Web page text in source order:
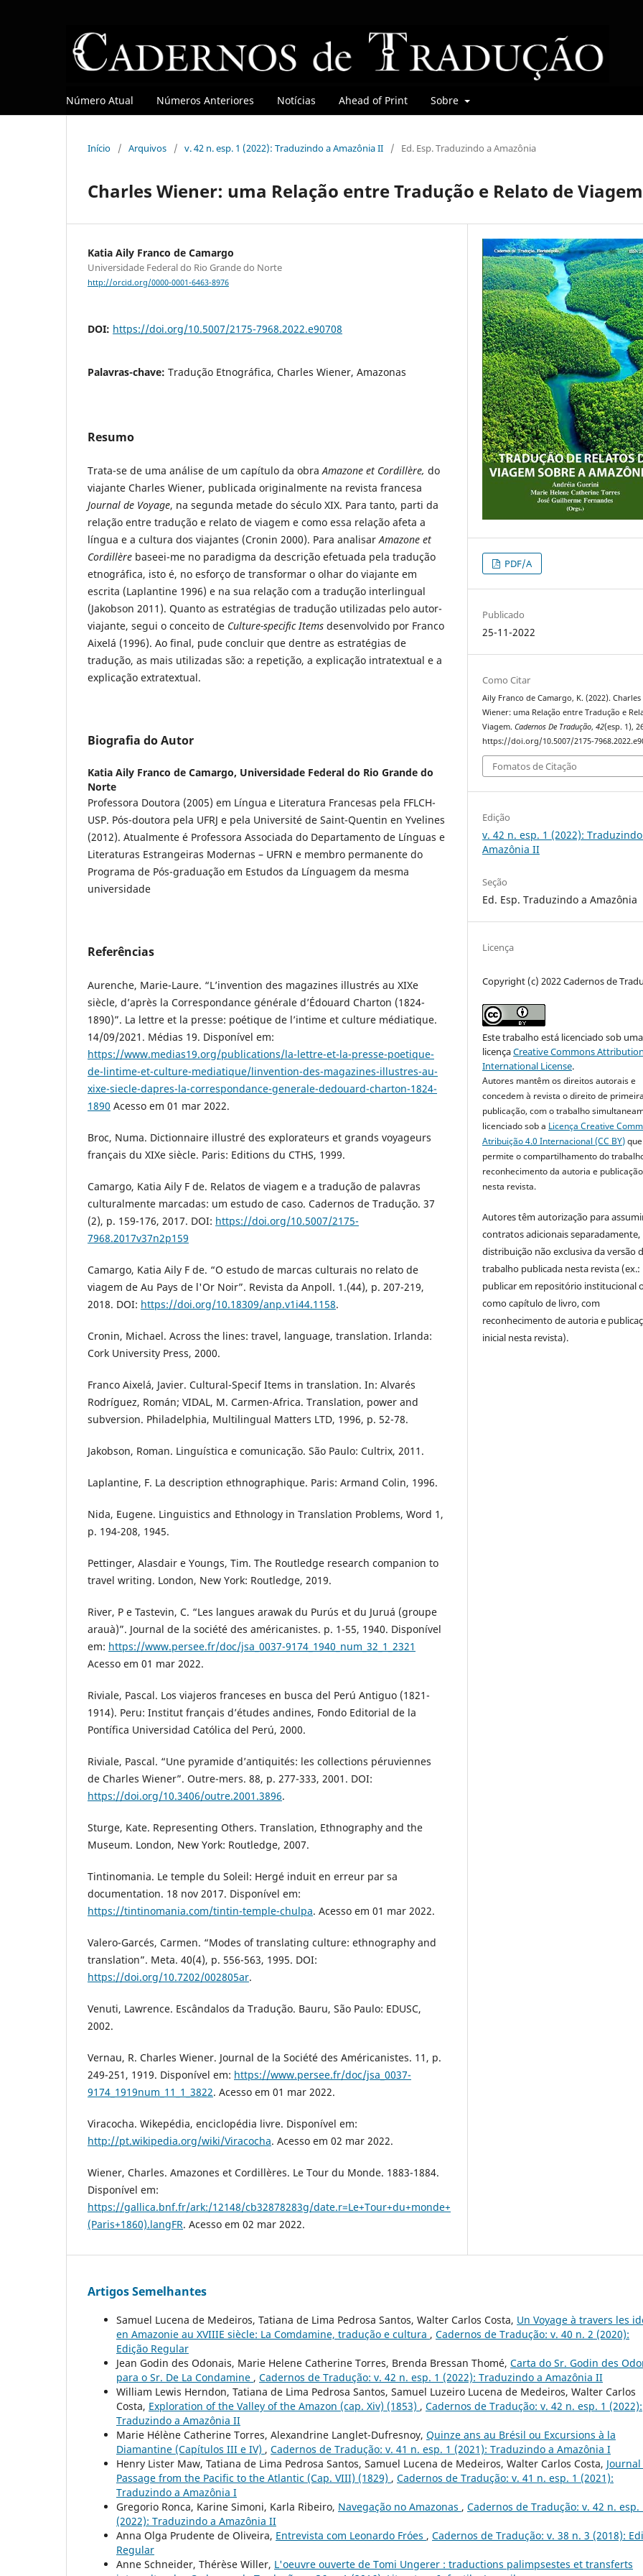
Número Atual Números Anteriores Notícias Ahead of Print Sobre
Início / Arquivos / v. 42 n. esp. 1 (2022): Traduzindo a Amazônia II / Ed. Esp. Traduzindo a Amazônia
Charles Wiener: uma Relação entre Tradução e Relato de Viagem
Katia Aily Franco de Camargo
Universidade Federal do Rio Grande do Norte
http://orcid.org/0000-0001-6463-8976
DOI: https://doi.org/10.5007/2175-7968.2022.e90708
Palavras-chave: Tradução Etnográfica, Charles Wiener, Amazonas
Resumo
Trata-se de uma análise de um capítulo da obraAmazone et Cordillère, do
viajante Charles Wiener, publicada originalmente na revista francesa
Journal de Voyage, na segunda metade do século XIX. Para tanto, parti da
relação entre tradução e relato de viagem e como essa relação afeta a
língua e a cultura dos viajantes (Cronin 2000). Para analisarAmazone et
Cordillère baseei-me no paradigma da descrição efetuada pela tradução
etnográfica, isto é, no esforço de transformar o olhar do viajante em
escrita (Laplantine 1996) e na sua relação com a tradução interlingual
(Jakobson 2011). Quanto as estratégias de tradução utilizadas pelo autor-
viajante, segui o conceito de Culture-specific Items desenvolvido por Franco
Aixelá (1996). Ao final, pude concluir que dentre as estratégias de
tradução, as mais utilizadas são: a repetição, a explicação intratextual e a
explicação extratextual.
Biografia do Autor
Katia Aily Franco de Camargo, Universidade Federal do Rio Grande do
Norte
Professora Doutora (2005) em Língua e Literatura Francesas pela FFLCH-
USP. Pós-doutora pela UFRJ e pela Université de Saint-Quentin en Yvelines
(2012). Atualmente é Professora Associada do Departamento de Línguas e
Literaturas Estrangeiras Modernas – UFRN e membro permanente do
Programa de Pós-graduação em Estudos da Línguagem da mesma
universidade
Referências
Aurenche, Marie-Laure. “L’invention des magazines illustrés au XIXe
siècle, d’après la Correspondance générale d’Édouard Charton (1824-
1890)”. La lettre et la presse: poétique de l’intime et culture médiatique.
14/09/2021. Médias 19. Disponível em:
https://www.medias19.org/publications/la-lettre-et-la-presse-poetique-
de-lintime-et-culture-mediatique/linvention-des-magazines-illustres-au-
xixe-siecle-dapres-la-correspondance-generale-dedouard-charton-1824-
1890 Acesso em 01 mar 2022.
Broc, Numa. Dictionnaire illustré des explorateurs et grands voyageurs
français du XIXe siècle. Paris: Editions du CTHS, 1999.
Camargo, Katia Aily F de. Relatos de viagem e a tradução de palavras
culturalmente marcadas: um estudo de caso. Cadernos de Tradução. 37
(2), p. 159-176, 2017. DOI: https://doi.org/10.5007/2175-
7968.2017v37n2p159
Camargo, Katia Aily F de. “O estudo de marcas culturais no relato de
viagem de Au Pays de l'Or Noir”. Revista da Anpoll. 1.(44), p. 207-219,
2018. DOI: https://doi.org/10.18309/anp.v1i44.1158.
Cronin, Michael. Across the lines: travel, language, translation. Irlanda:
Cork University Press, 2000.
Franco Aixelá, Javier. Cultural-Specif Items in translation. In: Alvarés
Rodríguez, Román; VIDAL, M. Carmen-Africa. Translation, power and
subversion. Philadelphia, Multilingual Matters LTD, 1996, p. 52-78.
Jakobson, Roman. Linguística e comunicação. São Paulo: Cultrix, 2011.
Laplantine, F. La description ethnographique. Paris: Armand Colin, 1996.
Nida, Eugene. Linguistics and Ethnology in Translation Problems, Word 1,
p. 194-208, 1945.
Pettinger, Alasdair e Youngs, Tim. The Routledge research companion to
travel writing. London, New York: Routledge, 2019.
River, P e Tastevin, C. “Les langues arawak du Purús et du Juruá (groupe
arauà)”. Journal de la société des américanistes. p. 1-55, 1940. Disponível
em: https://www.persee.fr/doc/jsa_0037-9174_1940_num_32_1_2321
Acesso em 01 mar 2022.
Riviale, Pascal. Los viajeros franceses en busca del Perú Antiguo (1821-
1914). Peru: Institut français d’études andines, Fondo Editorial de la
Pontífica Universidad Católica del Perú, 2000.
Riviale, Pascal. “Une pyramide d’antiquités: les collections péruviennes
de Charles Wiener”. Outre-mers. 88, p. 277-333, 2001. DOI:
https://doi.org/10.3406/outre.2001.3896.
Sturge, Kate. Representing Others. Translation, Ethnography and the
Museum. London, New York: Routledge, 2007.
Tintinomania. Le temple du Soleil: Hergé induit en erreur par sa
documentation. 18 nov 2017. Disponível em:
https://tintinomania.com/tintin-temple-chulpa. Acesso em 01 mar 2022.
Valero-Garcés, Carmen. “Modes of translating culture: ethnography and
translation”. Meta. 40(4), p. 556-563, 1995. DOI:
https://doi.org/10.7202/002805ar.
Venuti, Lawrence. Escândalos da Tradução. Bauru, São Paulo: EDUSC,
2002.
Vernau, R. Charles Wiener. Journal de la Société des Américanistes. 11, p.
249-251, 1919. Disponível em: https://www.persee.fr/doc/jsa_0037-
9174_1919num_11_1_3822. Acesso em 01 mar 2022.
Viracocha. Wikepédia, enciclopédia livre. Disponível em:
http://pt.wikipedia.org/wiki/Viracocha. Acesso em 02 mar 2022.
Wiener, Charles. Amazones et Cordillères. Le Tour du Monde. 1883-1884.
Disponível em:
https://gallica.bnf.fr/ark:/12148/cb32878283g/date.r=Le+Tour+du+monde+
(Paris+1860).langFR. Acesso em 02 mar 2022.
PDF/A
Publicado
25-11-2022
Como Citar
Aily Franco de Camargo, K. (2022). Charles
Wiener: uma Relação entre Tradução e
Viagem.Cadernos De Tradução,42(esp. 1),
https://doi.org/10.5007/2175-
Fomatos de Citação
Edição
v. 42 n. esp. 1 (2022):
Amazônia II
Seção
Ed. Esp. Traduzindo a Amazônia
Licença
Copyright (c) 2022 Cadernos de
Este trabalho está licenciado sob uma
licençaCreative Commons
International License.
Autores mantêm os direitos autorais e
concedem à revista o direito de
publicação, com o trabalho
licenciado sob a Licença Creative
Atribuição 4.0 Internacional (CC BY)que
permite o compartilhamento do
reconhecimento da autoria e
nesta revista.
Autores têm autorização para
contratos adicionais separadamente,
distribuição não exclusiva da versão
trabalho publicada nesta revista (ex.:
publicar em repositório institucional
como capítulo de livro, com
reconhecimento de autoria e
inicial nesta revista).
Artigos Semelhantes
Samuel Lucena de Medeiros, Tatiana de Lima Pedrosa Santos, Walter Carlos Costa, Un Voyage à travers les
en Amazonie au XVIIIE siècle: La Comdamine, tradução e cultura , Cadernos de Tradução: v. 40 n. 2 (2020):
Edição Regular
Jean Godin des Odonais, Marie Helene Catherine Torres, Brenda Bressan Thomé, Carta do Sr. Godin des
para o Sr. De La Condamine , Cadernos de Tradução: v. 42 n. esp. 1 (2022): Traduzindo a Amazônia II
William Lewis Herndon, Tatiana de Lima Pedrosa Santos, Samuel Luzeiro Lucena de Medeiros, Walter Carlos
Costa, Exploration of the Valley of the Amazon (cap. Xiv) (1853) , Cadernos de Tradução: v. 42 n. esp. 1 (2022):
Traduzindo a Amazônia II
Marie Hélène Catherine Torres, Alexandrine Langlet-Dufresnoy, Quinze ans au Brésil ou Excursions à la
Diamantine (Capítulos III e IV) , Cadernos de Tradução: v. 41 n. esp. 1 (2021): Traduzindo a Amazônia I
Henry Lister Maw, Tatiana de Lima Pedrosa Santos, Samuel Lucena de Medeiros, Walter Carlos Costa,
Passage from the Pacific to the Atlantic (Cap. VIII) (1829) , Cadernos de Tradução: v. 41 n. esp. 1 (2021):
Traduzindo a Amazônia I
Gregorio Ronca, Karine Simoni, Karla Ribeiro, Navegação no Amazonas , Cadernos de Tradução: v. 42 n. esp.
(2022): Traduzindo a Amazônia II
Anna Olga Prudente de Oliveira, Entrevista com Leonardo Fróes , Cadernos de Tradução: v. 38 n. 3 (2018):
Regular
Anne Schneider, Thérèse Willer, L'oeuvre ouverte de Tomi Ungerer : traductions palimpsestes et transferts